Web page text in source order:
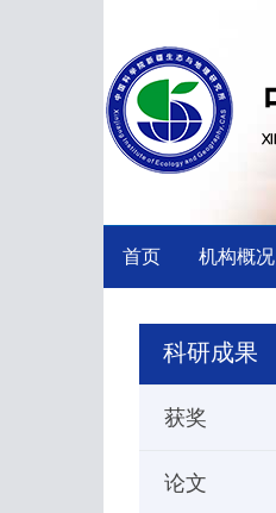
首页 机构概况
科研成果
获奖
论文